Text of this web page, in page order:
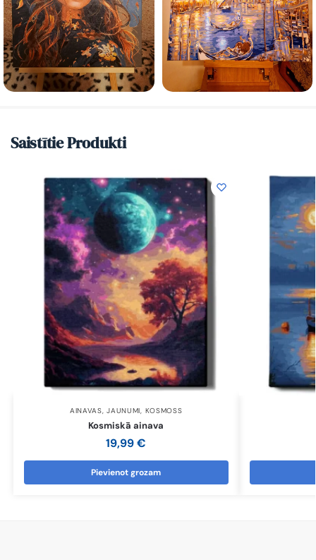
Saistītie Produkti
AINAVAS,JAUNUMI, KOSMOSS
Kosmiskā ainava
19,99€
Pievienot grozam